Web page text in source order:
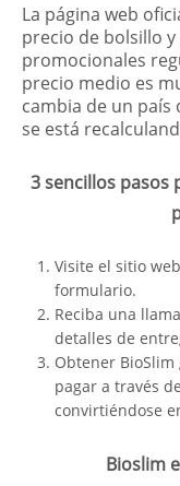
La página web
precio de bolsillo
promocionales
precio medio es
cambia de un
se está
3 sencillos pasos
Visite el sitio
formulario.
Reciba una
detalles de
Obtener
pagar a través
convirtiéndose
Bioslim